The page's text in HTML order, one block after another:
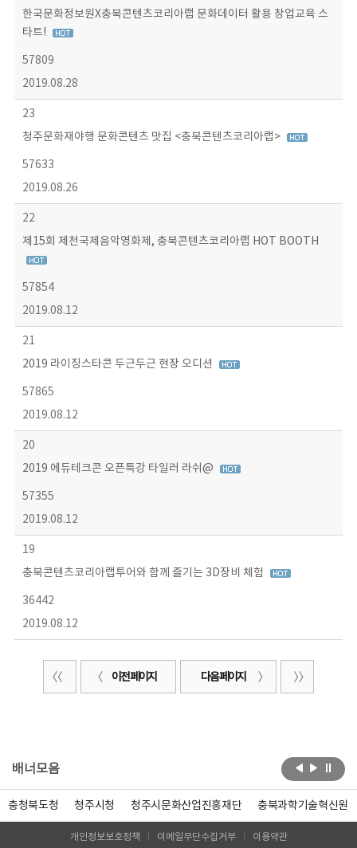
한국문화정보원X충북콘텐츠코리아랩 문화데이터 활용 창업교육 스
타트!
57809
2019.08.28
23
청주문화재야행 문화콘텐츠 맛집 <충북콘텐츠코리아랩>
57633
2019.08.26
22
제15회 제천국제음악영화제, 충북콘텐츠코리아랩 HOT BOOTH
57854
2019.08.12
21
2019 라이징스타콘 두근두근 현장 오디션
57865
2019.08.12
20
2019 에듀테크콘 오픈특강 타일러 라쉬@
57355
2019.08.12
19
충북콘텐츠코리아랩투어와 함께 즐기는 3D장비 체험
36442
2019.08.12
이전 페이지 다음 페이지
배너모음
충청북도청 청주시청 청주시문화산업진흥재단 충북과학기술혁신원
개인정보보호정책 이메일무단수집거부 이용약관